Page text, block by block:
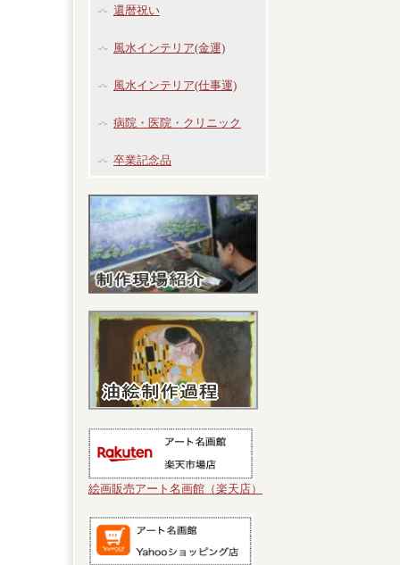
還暦祝い
風水インテリア(金運)
風水インテリア(仕事運)
病院・医院・クリニック
卒業記念品
絵画販売アート名画館（楽天店）